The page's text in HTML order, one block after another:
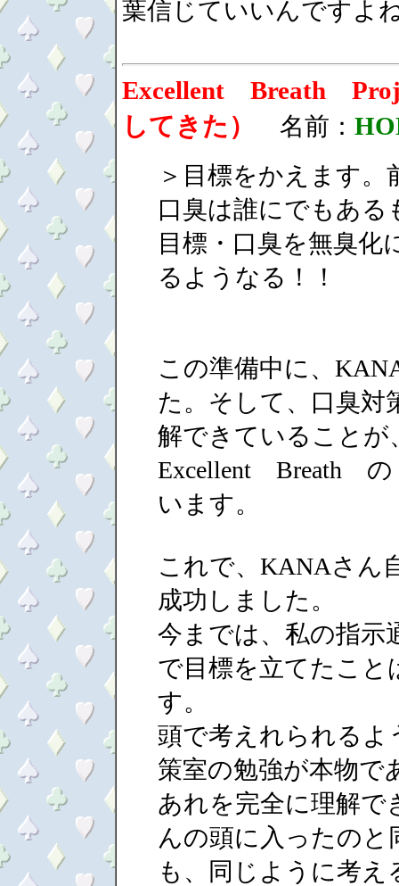
葉信じていいんですよ
Excellent Breath
してきた）
名前：
＞目標をかえます
口臭は誰にでもある
目標・口臭を無臭
るようなる！！
この準備中に、
た。そして、口臭対
解できていること
Excellent Breath
います。
これで、KANAさん
成功しました。
今までは、私の指示
で目標を立てたこと
す。
頭で考えれられるよ
策室の勉強が本物で
あれを完全に理解で
んの頭に入ったの
も、同じように考